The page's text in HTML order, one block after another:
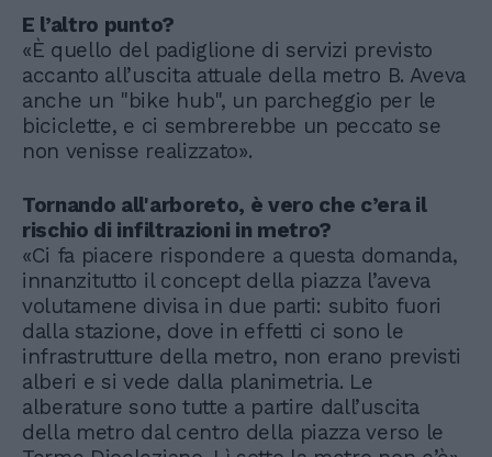
E l’altro punto?
«È quello del padiglione di servizi previsto
accanto all’uscita attuale della metro B. Aveva
anche un "bike hub", un parcheggio per le
biciclette, e ci sembrerebbe un peccato se
non venisse realizzato».
Tornando all'arboreto, è vero che c’era il
rischio di infiltrazioni in metro?
«Ci fa piacere rispondere a questa domanda,
innanzitutto il concept della piazza l’aveva
volutamene divisa in due parti: subito fuori
dalla stazione, dove in effetti ci sono le
infrastrutture della metro, non erano previsti
alberi e si vede dalla planimetria. Le
alberature sono tutte a partire dall’uscita
della metro dal centro della piazza verso le